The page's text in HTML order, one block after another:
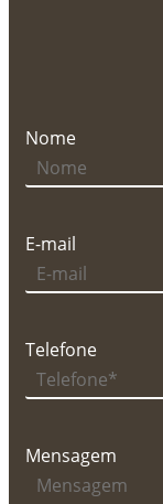
Nome
E-mail
Telefone
Mensagem